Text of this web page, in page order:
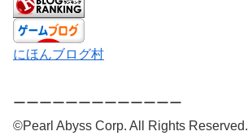
にほんブログ村
ーーーーーーーーーーーーー
©Pearl Abyss Corp. All Rights Reserved.